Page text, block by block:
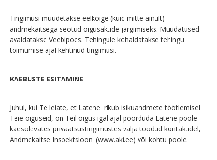
Tingimusi muudetakse eelkõige (kuid mitte ainult)
andmekaitsega seotud õigusaktide järgimiseks. Muudatused
avaldatakse Veebipoes. Tehingule kohaldatakse tehingu
toimumise ajal kehtinud tingimusi.
KAEBUSTE ESITAMINE
Juhul, kui Te leiate, et Latene rikub isikuandmete töötlemisel
Teie õiguseid, on Teil õigus igal ajal pöörduda Latene poole
käesolevates privaatsustingimustes välja toodud kontaktidel,
Andmekaitse Inspektsiooni (www.aki.ee) või kohtu poole.